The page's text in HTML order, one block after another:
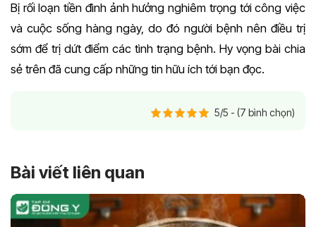
Bị rối loạn tiền đình ảnh hưởng nghiêm trọng tới công việc
và cuộc sống hàng ngày, do đó người bệnh nên điều trị
sớm để trị dứt điểm các tình trạng bệnh. Hy vọng bài chia
sẻ trên đã cung cấp những tin hữu ích tới bạn đọc.
5/5 - (7 bình chọn)
Bài viết liên quan